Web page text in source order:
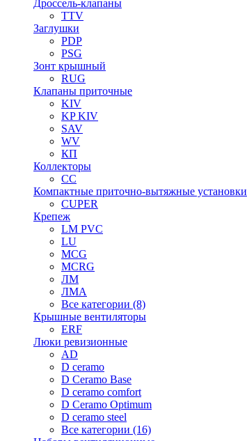
Дроссель-клапаны
TTV
Заглушки
PDP
PSG
Зонт крышный
RUG
Клапаны приточные
KIV
KP KIV
SAV
WV
КП
Коллекторы
CC
Компактные приточно-вытяжные установки
CUPER
Крепеж
LM PVC
LU
MCG
MCRG
ЛМ
ЛМА
Все категории (8)
Крышные вентиляторы
ERF
Люки ревизионные
AD
D ceramo
D Ceramo Base
D ceramo comfort
D Ceramo Optimum
D ceramo steel
Все категории (16)